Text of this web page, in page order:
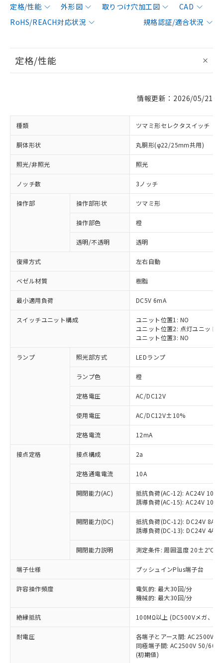
定格/性能 外形図 取りつけ穴加工図
CAD
RoHS/REACH対応状況
規格認証/適合状況
定格/性能
情報更新：2026/05/21
種類 ツマミ形セレクタスイッチ
胴体形状 丸胴形(φ22/25mm共用)
照光/非照光 照光
ノッチ数 3ノッチ
操作部 操作部形状 ツマミ形
操作部色 橙
透明/不透明 透明
復帰方式 左右自動
ベゼル材質 樹脂
最小適用負荷 DC5V 6mA
スイッチユニット構成
ユニット位置1: NO
ユニット位置2: 点灯ユニット
ユニット位置3: NO
ランプ 照光部方式 LEDランプ
ランプ色 橙
定格電圧 AC/DC12V
使用電圧 AC/DC12V±10%
定格電流 12mA
接点定格 接点構成 2a
定格通電電流 10A
開閉能力(AC)
抵抗負荷(AC-12): AC24V 10A/
誘導負荷(AC-15): AC24V
開閉能力(DC)
抵抗負荷(DC-12): DC24V 8A/
誘導負荷(DC-13): DC24V 4A/
開閉能力説明 測定条件: 周囲温度 20±2℃、
端子仕様 プッシュインPlus端子台
許容操作頻度
電気的: 最大30回/分
機械的: 最大30回/分
絶縁抵抗 100MΩ以上 (DC500Vメガ、点
耐電圧
各端子とアース間: AC2500V
同極端子間: AC2500V 50/
(初期値)
ご利用条件
以下の条件をお読みいただき、同意のうえ
ご利用ください。
本サービスは、当社制御機器事業取扱
商品の当社在庫状況および標準価格
(税抜)を提供させていただくもので
当社制御機器事業取扱商品の中には、
本サービスの対象外となる商品もある
ことをご了承ください。
在庫状況および標準価格照会結果は、
記載している更新日時点での社内デー
タに基づき作成されるものであり、閲
覧された時点での実際の在庫および標
準価格とは異なる場合があることをご
※1 対応状況
対応済み：EU RoHS指令（10物質）の
非含有に対応した製品が提供可能な商品で
す。
対応予定：EU RoHS指令（10物質）の非含
有に対応した製品に切り替える予定のある
対応予定なし：EU RoHS指令（10物質）の
非含有に非対応の商品で、対応品を出す予
定はありません。
調査・確認中：EU RoHS指令（10物質）の
非含有の対応状況を調査中または確認中の
非該当品：ライセンス料など無形物で、有
害物質有無と関係のない商品です。
仕入先様の事情により、非含有部品として
いたものが、含有品と判明した場合などや
むを得ず変更することがあります。
六価クロム(Cr(Ⅵ)) 1000ppm以下、ポリ臭化ビフェニル
類(PBB) 1000ppm以下、ポリ臭化ジフェニルエーテル類
「○」：最大均質材料含有率が中国RoHSの
基準値以下であることを示します。
「×」：最大均質材料含有率が中国RoHSの
基準値を超えていることを示します。
「－」：未確認です。当社販売部門へお問
*中国RoHS10物質の基準値 (GB/T26572)：
Pb(鉛) :1000ppm、 Hg(水銀) : 1000ppm、 Cd(カドミウ
Cr(Ⅵ)(六価クロム) : 1000ppm、 PBBs(ポリ臭化ビフェ
当社は、これら貴社製品のうち、外国
為替および外国貿易法に定める商品
（以下｢規制貨物等」という）を輸出
または国外への提供する場合は、日本
国政府の輸出許可(または役務取引許
可)を取得するなどの必要な手続きを